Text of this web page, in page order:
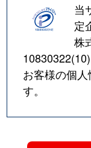
当
定
株
10830322(10)
お客様の個
す。